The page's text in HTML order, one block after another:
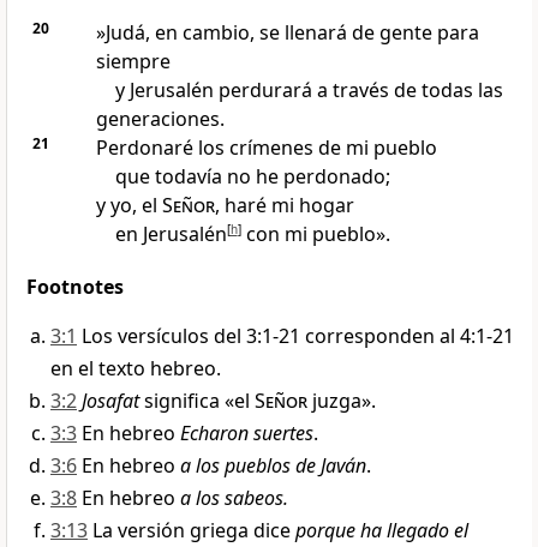
20
»Judá, en cambio, se llenará de gente para
siempre
y Jerusalén perdurará a través de todas las
generaciones.
21
Perdonaré los crímenes de mi pueblo
que todavía no he perdonado;
y yo, el Señor, haré mi hogar
en Jerusalén[h]con mi pueblo».
Footnotes
3:1 Los versículos del 3:1-21 corresponden al 4:1-21
en el texto hebreo.
3:2Josafatsignifica «el Señor juzga».
3:3 En hebreo Echaron suertes.
3:6 En hebreo a los pueblos de Javán.
3:8 En hebreo a los sabeos.
3:13 La versión griega diceporque ha llegado el